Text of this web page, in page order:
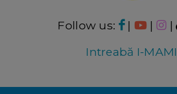
Follow us: | | |
Intreabă I-MAMI